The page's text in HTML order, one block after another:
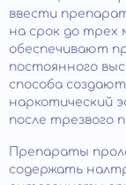
ввести
на срок до
обеспечивают
постоянного
способа
наркотический
после трезвого
Препараты
содержать